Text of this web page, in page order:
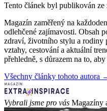
Tento článek byl publikován ze
Magazín zaměřený na
odlehčené zajímavosti. Obsah
zdraví, životního stylu a rodiny
vztahy, cestování a aktuální
přehledně, s důrazem na to,
Všechny články tohoto autora
Vybrali jsme pro vás Magazíny